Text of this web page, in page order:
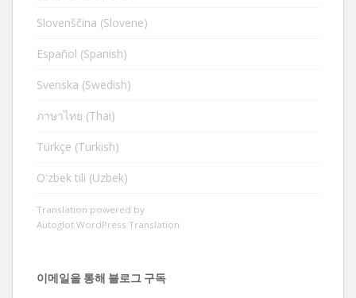
Slovenščina (Slovene)
Español (Spanish)
Svenska (Swedish)
ภาษาไทย (Thai)
Türkçe (Turkish)
Oʻzbek tili (Uzbek)
Translation powered by
Autoglot WordPress Translation
이메일을 통해 블로그 구독